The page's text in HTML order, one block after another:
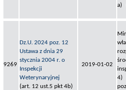
a)
9269
Dz.U. 2024 poz. 12
Ustawa z dnia 29
stycznia 2004 r. o
Inspekcji
Weterynaryjnej
(art. 12 ust.5 pkt 4b)
2019-01-02
4)